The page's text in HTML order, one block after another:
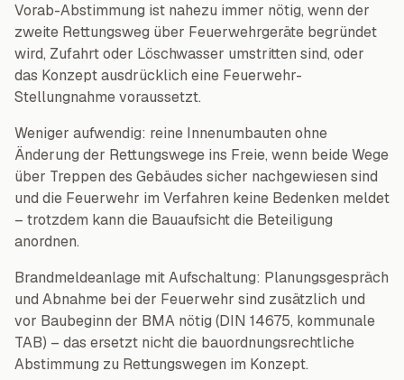
Vorab-Abstimmung ist nahezu immer nötig, wenn der
zweite Rettungsweg über Feuerwehrgeräte begründet
wird, Zufahrt oder Löschwasser umstritten sind, oder
das Konzept ausdrücklich eine Feuerwehr-
Stellungnahme voraussetzt.
Weniger aufwendig: reine Innenumbauten ohne
Änderung der Rettungswege ins Freie, wenn beide Wege
über Treppen des Gebäudes sicher nachgewiesen sind
und die Feuerwehr im Verfahren keine Bedenken meldet
– trotzdem kann die Bauaufsicht die Beteiligung
anordnen.
Brandmeldeanlage mit Aufschaltung: Planungsgespräch
und Abnahme bei der Feuerwehr sind zusätzlich und
vor Baubeginn der BMA nötig (DIN 14675, kommunale
TAB) – das ersetzt nicht die bauordnungsrechtliche
Abstimmung zu Rettungswegen im Konzept.